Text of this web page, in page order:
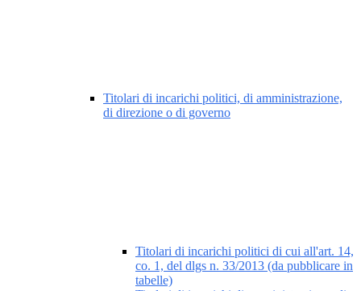
Titolari di incarichi politici, di amministrazione,
di direzione o di governo
Titolari di incarichi politici di cui all'art. 14,
co. 1, del dlgs n. 33/2013 (da pubblicare in
tabelle)